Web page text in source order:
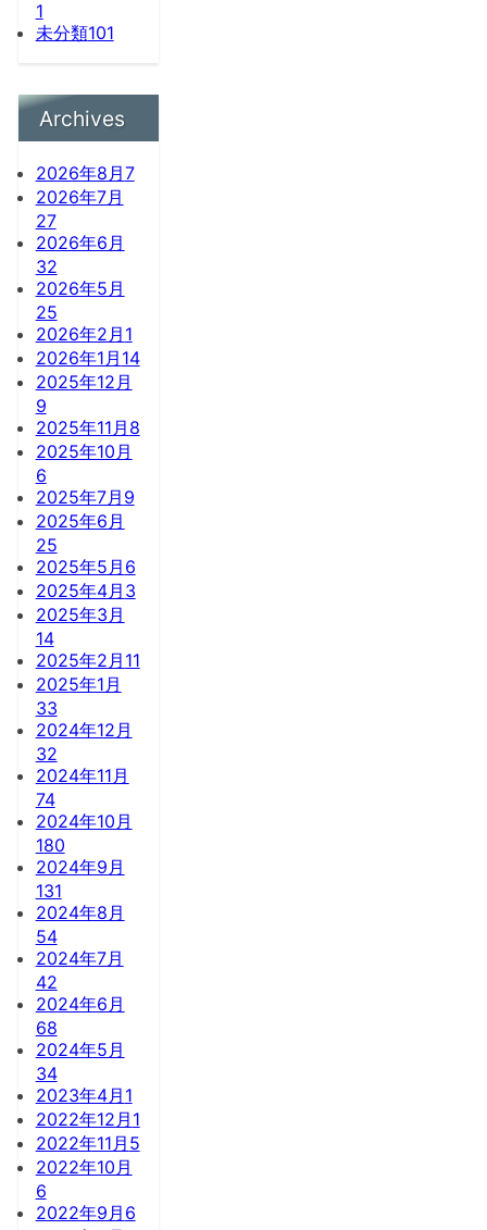
1
未分類101
Archives
2026年8月7
2026年7月
27
2026年6月
32
2026年5月
25
2026年2月 1
2026年1月 14
2025年12月
9
2025年11月 8
2025年10月
6
2025年7月 9
2025年6月
25
2025年5月 6
2025年4月 3
2025年3月
14
2025年2月 11
2025年1月
33
2024年12月
32
2024年11月
74
2024年10月
180
2024年9月
131
2024年8月
54
2024年7月
42
2024年6月
68
2024年5月
34
2023年4月 1
2022年12月 1
2022年11月 5
2022年10月
6
2022年9月 6